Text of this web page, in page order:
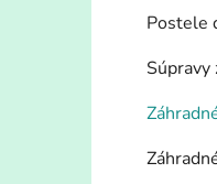
Postele
Súpravy